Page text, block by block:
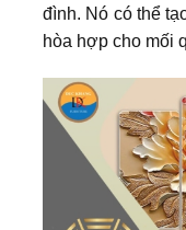
đình. Nó có thể
hòa hợp cho mối